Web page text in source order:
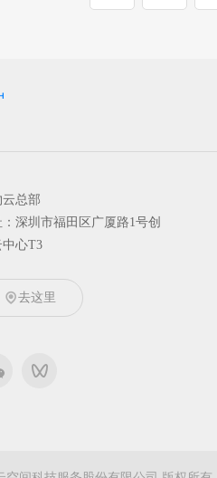
云总部
深圳市福田区广厦路1号创
中心T3
去这里